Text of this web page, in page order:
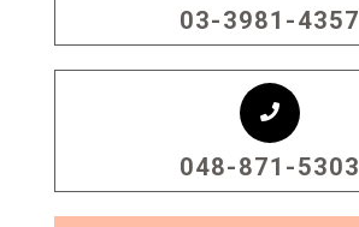
03-3981-4357
048-871-5303